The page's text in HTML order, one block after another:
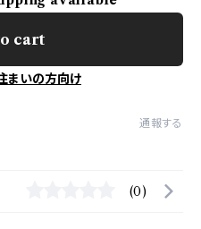
cart
まいの方向け
通報する
(0)